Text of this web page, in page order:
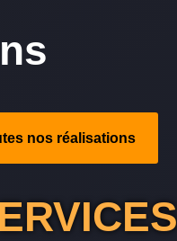
nos réalisations